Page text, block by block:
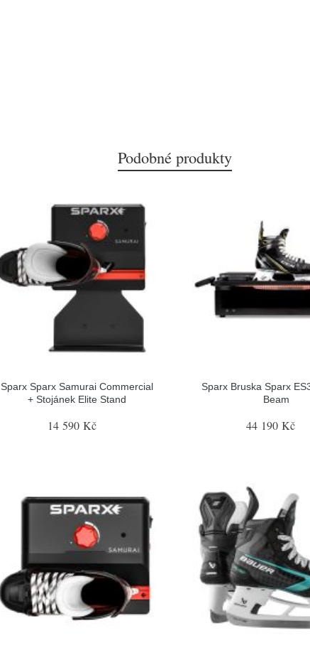
Podobné produkty
Sparx Sparx Samurai Commercial
+ Stojánek Elite Stand
14 590 Kč
Sparx Bruska Sparx
Beam
44 190 Kč